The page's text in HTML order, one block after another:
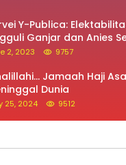
Y-Publica:
Ganjar dan Anies
Terhadap Jokowi
2, 2023 9757
Jamaah Haji
Dunia
25, 2024 9512